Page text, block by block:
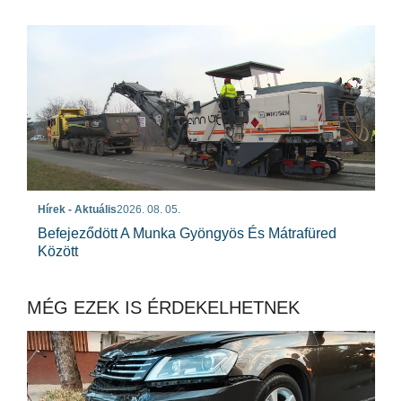
Hírek - Aktuális2026. 08. 05.
Befejeződött A Munka Gyöngyös És Mátrafüred
Között
MÉG EZEK IS ÉRDEKELHETNEK